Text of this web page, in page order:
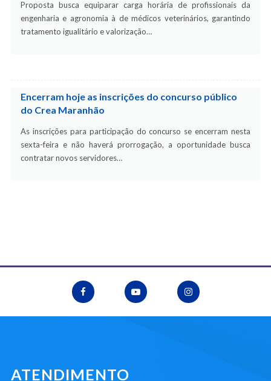
Proposta busca equiparar carga horária de profissionais da
engenharia e agronomia à de médicos veterinários, garantindo
tratamento igualitário e valorização…
Encerram hoje as inscrições do concurso público
do Crea Maranhão
As inscrições para participação do concurso se encerram nesta
sexta-feira e não haverá prorrogação, a oportunidade busca
contratar novos servidores…
ATENDIMENTO